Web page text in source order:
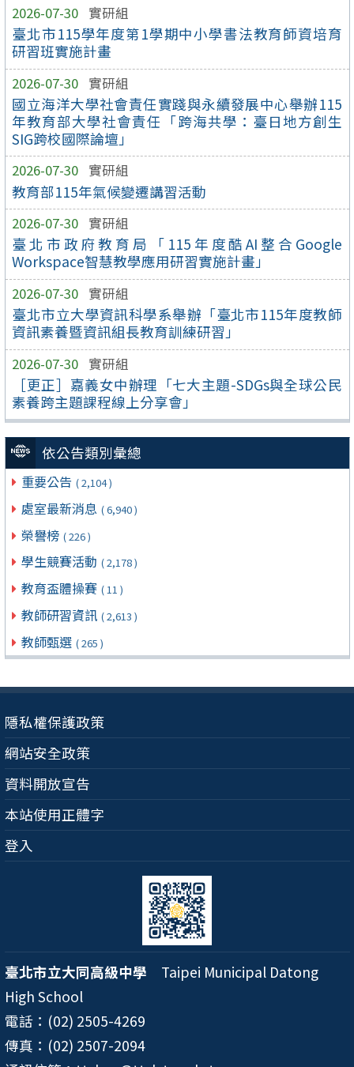
2026-07-30 實研組
臺北市115學年度第1學期中小學書法教育師資培育
研習班實施計畫
2026-07-30 實研組
國立海洋大學社會責任實踐與永續發展中心舉辦115
年教育部大學社會責任「跨海共學：臺日地方創生
SIG跨校國際論壇」
2026-07-30 實研組
教育部115年氣候變遷講習活動
2026-07-30 實研組
臺北市政府教育局「115年度酷AI整合Google
Workspace智慧教學應用研習實施計畫」
2026-07-30 實研組
臺北市立大學資訊科學系舉辦「臺北市115年度教師
資訊素養暨資訊組長教育訓練研習」
2026-07-30 實研組
［更正］嘉義女中辦理「七大主題-SDGs與全球公民
素養跨主題課程線上分享會」
依公告類別彙總
重要公告 ( 2,104 )
處室最新消息 ( 6,940 )
榮譽榜 ( 226 )
學生競賽活動 ( 2,178 )
教育盃體操賽 ( 11 )
教師研習資訊 ( 2,613 )
教師甄選 ( 265 )
隱私權保護政策
網站安全政策
資料開放宣告
本站使用正體字
登入
臺北市立大同高級中學 Taipei Municipal Datong
High School
電話：(02) 2505-4269
傳真：(02) 2507-2094